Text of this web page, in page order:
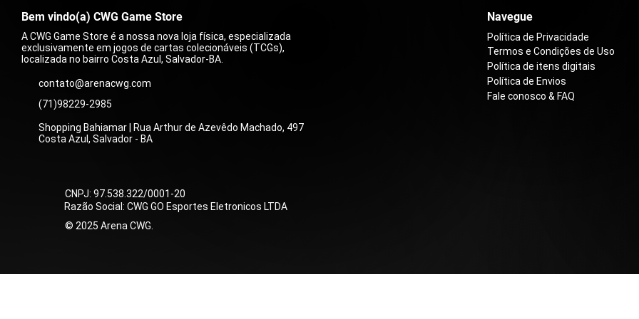
Preço
R$ 199,00 Preço
R$ 399,00
Preço
R$ 59,00 Preço
R$ 15,00
Bem vindo(a) CWG Game Store
A CWG Game Store é a nossa nova loja física, especializada
exclusivamente em jogos de cartas colecionáveis (TCGs),
localizada no bairro Costa Azul, Salvador-BA.
contato@arenacwg.com
(71)98229-2985
Shopping Bahiamar | Rua Arthur de Azevêdo Machado, 497
Costa Azul, Salvador - BA
Navegue
Política de Privacidade
Termos e Condições de Uso
Política de itens digitais
Política de Envios
Fale conosco & FAQ
​CNPJ: 97.538.322/0001-20
Razão Social: CWG GO Esportes Eletronicos LTDA
​© 2025 Arena CWG.